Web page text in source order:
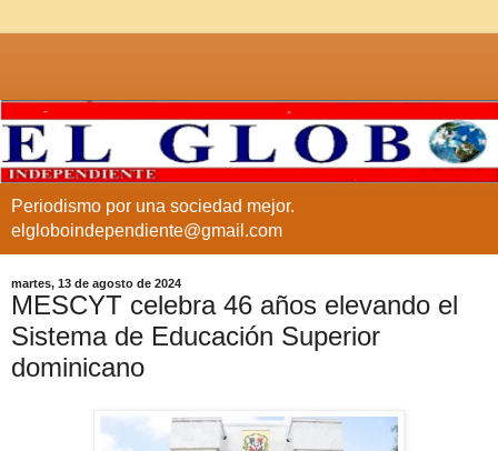
Periodismo por una sociedad mejor.
elgloboindependiente@gmail.com
martes, 13 de agosto de 2024
MESCYT celebra 46 años elevando el
Sistema de Educación Superior
dominicano